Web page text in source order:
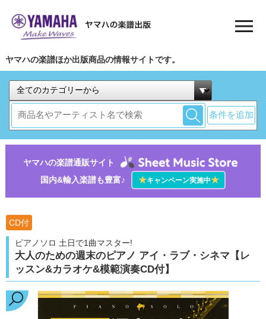
ヤマハの楽譜ほか出版商品の情報サイトです。
条件を追加
ヤマハの楽譜通販サイト
国内&輸入楽譜も豊富♪
★キャンペーン実施中★
CD付
ピアノソロ 土日で1曲マスター!
大人のための週末のピアノ アイ・ラブ・シネマ【レ
ッスン&カラオケ&模範演奏CD付】